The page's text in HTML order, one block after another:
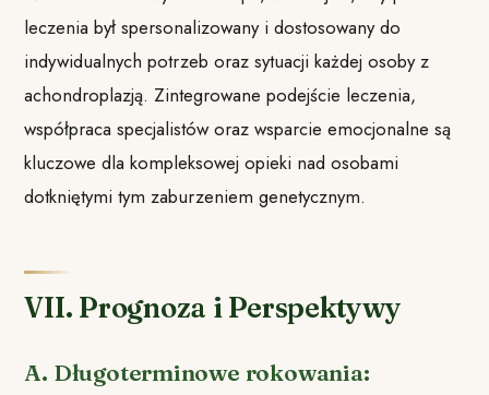
leczenia był spersonalizowany i dostosowany do
indywidualnych potrzeb oraz sytuacji każdej osoby z
achondroplazją. Zintegrowane podejście leczenia,
współpraca specjalistów oraz wsparcie emocjonalne są
kluczowe dla kompleksowej opieki nad osobami
dotkniętymi tym zaburzeniem genetycznym.
VII. Prognoza i Perspektywy
A. Długoterminowe rokowania: